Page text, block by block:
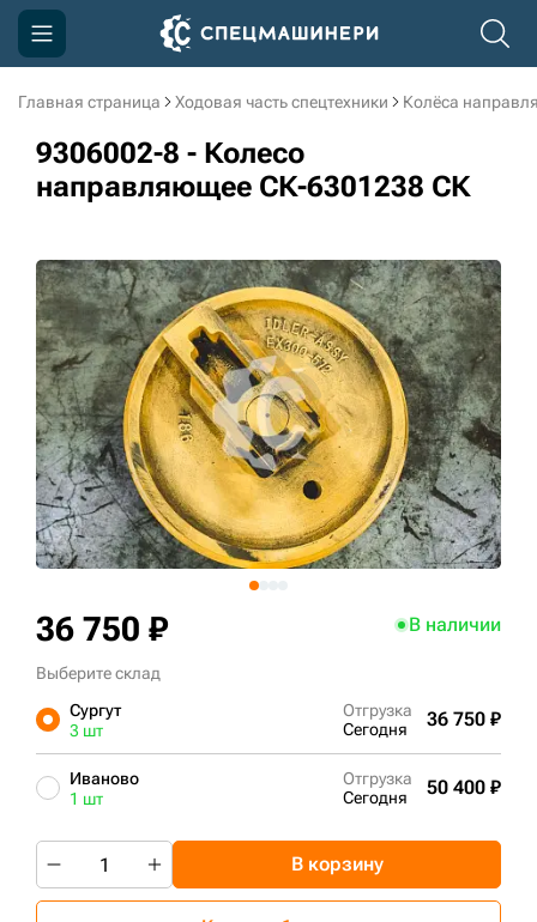
Главная страница Ходовая часть спецтехники Колёса
9306002-8 - Колесо
направляющее СК-6301238 СК
36 750 ₽ В наличии
Выберите склад
Сургут
3 шт
Отгрузка
Сегодня
36 750 ₽
Иваново
1 шт
Отгрузка
Сегодня
50 400 ₽
В корзину
Компания
Акции
Информация
Контакты
3D тур по производству
3D тур по складам
sksale@skdst.ru
+7 (499) 394-50-93